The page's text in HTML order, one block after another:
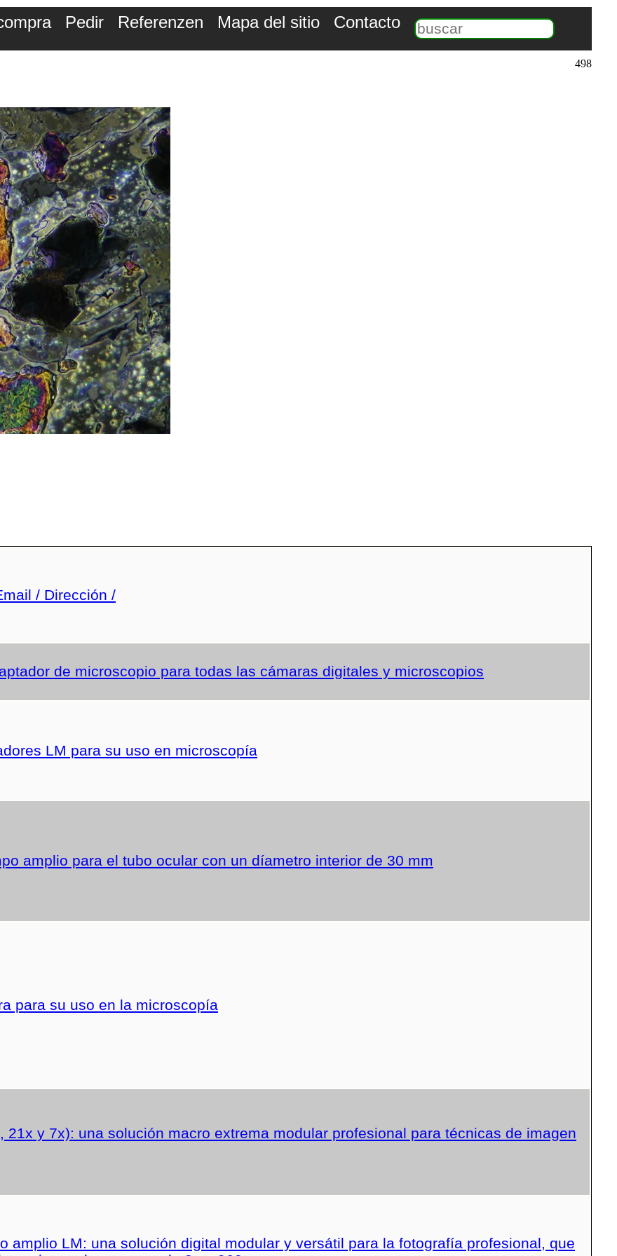
Pedir Referenzen Mapa del sitio Contacto
498
/ Dirección /
de microscopio para todas las cámaras digitales y microscopios
LM para su uso en microscopía
amplio para el tubo ocular con un díametro interior de 30 mm
para su uso en la microscopía
21x y 7x): una solución macro extrema modular profesional para técnicas de imagen
amplio LM: una solución digital modular y versátil para la fotografía profesional, que